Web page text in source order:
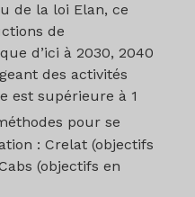
de la loi Elan, ce
de
d’ici à 2030, 2040
des activités
est supérieure à 1
pour se
: Crelat (objectifs
(objectifs en